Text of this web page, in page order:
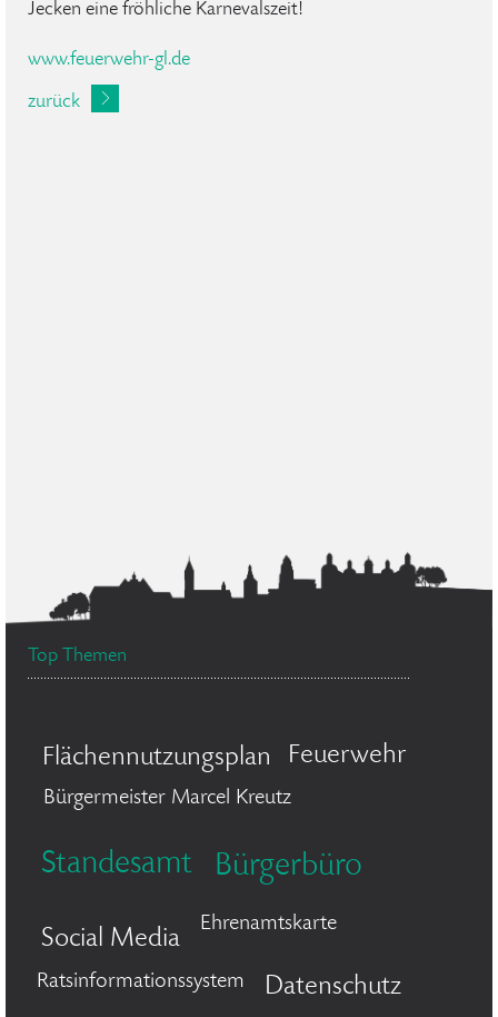
Jecken eine fröhliche Karnevalszeit!
www.feuerwehr-gl.de
zurück
Top Themen
Flächennutzungsplan Feuerwehr
Bürgermeister Marcel Kreutz
Standesamt Bürgerbüro
Social Media
Ehrenamtskarte
Ratsinformationssystem Datenschutz